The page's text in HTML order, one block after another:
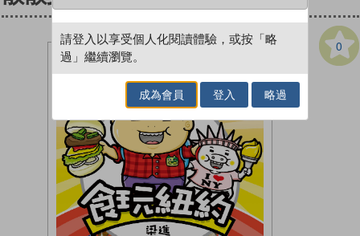
0
請登入以享受個人化閱讀體驗，或按「略
過」繼續瀏覽。
成為會員 登入 略過